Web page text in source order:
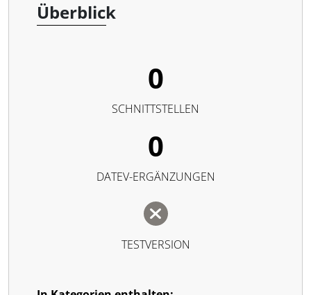
Überblick
0
SCHNITTSTELLEN
0
DATEV-ERGÄNZUNGEN
TESTVERSION